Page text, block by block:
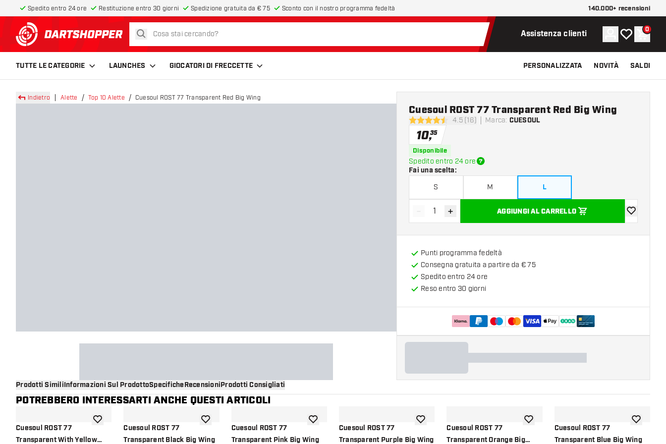
Spedito entro 24 ore Restituzione entro 30 giorni Spedizione gratuita da € 75 Sconto con il nostro programma fedeltà 140.000+ recensioni
torna alla home page
cerca Assistenza clienti Account
La mia lista
0
TUTTE LE CATEGORIE LAUNCHES GIOCATORI DI FRECCETTE PERSONALIZZATA NOVITÀ SALDI
Indietro Alette Top 10 Alette Cuesoul ROST 77 Transparent Red Big Wing
4.5 stelle di valutazione
4.5 (16) Marca: CUESOUL
Cuesoul ROST 77 Transparent Red Big Wing
10,35
Disponibile
Spedito entro 24 ore
Fai una scelta:
S M L
Diminuisci quantità
- Aumenta quantità
+ AGGIUNGI AL CARRELLO
aggiungi
Punti programma fedeltà
Consegna gratuita a partire da € 75
Spedito entro 24 ore
Reso entro 30 giorni
Prodotti SimiliInformazioni Sul ProdottoSpecificheRecensioniProdotti Consigliati
POTREBBERO INTERESSARTI ANCHE QUESTI ARTICOLI
Cuesoul ROST 77
Transparent With Yellow
aggiungi alla lista dei desideri
Cuesoul ROST 77
Transparent Black Big Wing
aggiungi alla lista dei desideri
Cuesoul ROST 77
Transparent Pink Big Wing
aggiungi alla lista dei desideri
Cuesoul ROST 77
Transparent Purple Big Wing
aggiungi alla lista dei desideri
Cuesoul ROST 77
Transparent Orange Big
aggiungi alla lista dei desideri
Cuesoul ROST 77
Transparent Blue Big Wing
aggiungi